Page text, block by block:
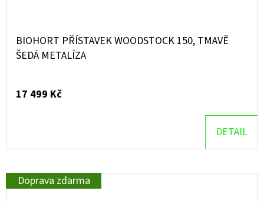
BIOHORT PŘÍSTAVEK WOODSTOCK 150, TMAVĚ
ŠEDÁ METALÍZA
17 499 Kč
DETAIL
Doprava zdarma